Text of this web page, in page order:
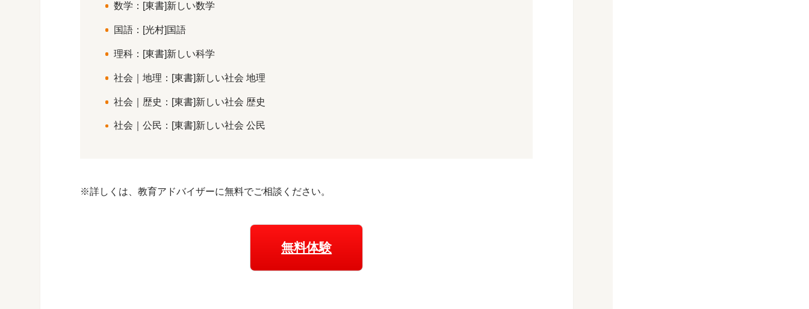
数学：[東書]新しい数学
国語：[光村]国語
理科：[東書]新しい科学
社会｜地理：[東書]新しい社会 地理
社会｜歴史：[東書]新しい社会 歴史
社会｜公民：[東書]新しい社会 公民
※詳しくは、教育アドバイザーに無料でご相談ください。
無料体験